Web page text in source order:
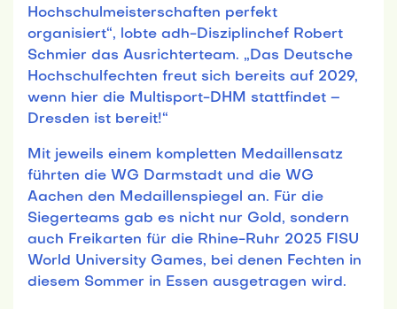
Hochschulmeisterschaften perfekt
organisiert“, lobte adh-Disziplinchef Robert
Schmier das Ausrichterteam. „Das Deutsche
Hochschulfechten freut sich bereits auf 2029,
wenn hier die Multisport-DHM stattfindet –
Dresden ist bereit!“
Mit jeweils einem kompletten Medaillensatz
führten die WG Darmstadt und die WG
Aachen den Medaillenspiegel an. Für die
Siegerteams gab es nicht nur Gold, sondern
auch Freikarten für die Rhine-Ruhr 2025 FISU
World University Games, bei denen Fechten in
diesem Sommer in Essen ausgetragen wird.